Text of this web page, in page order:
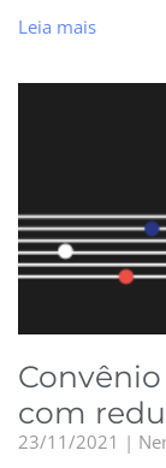
Leia mais
com
23/11/2021